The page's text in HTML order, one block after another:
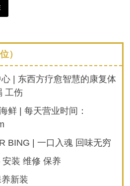
）
| 东西方疗愈智慧的康复体
工伤
鲜 | 每天营业时间：
BING | 一口入魂 回味无穷
装 维修 保养
新装